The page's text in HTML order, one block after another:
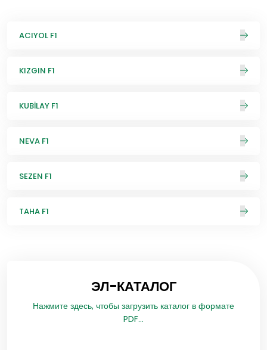
ACIYOL F1
KIZGIN F1
KUBİLAY F1
NEVA F1
SEZEN F1
TAHA F1
ЭЛ-КАТАЛОГ
Нажмите здесь, чтобы загрузить каталог в формате
PDF...